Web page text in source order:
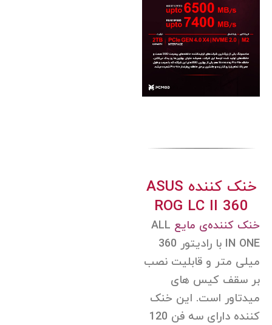
خنک کننده ASUS
ROG LC II 360
خنک کننده‌ی مایع ALL
IN ONE با رادیتور 360
میلی متر و قابلیت نصب
بر سقف کیس های
میدتاور است. این خنک
کننده دارای سه فن 120